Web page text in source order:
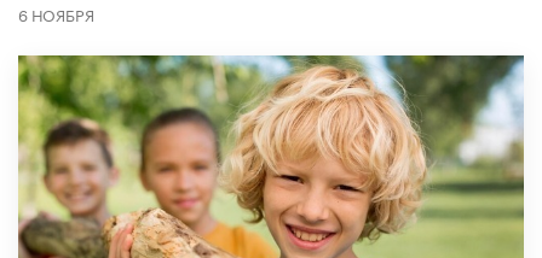
6 НОЯБРЯ